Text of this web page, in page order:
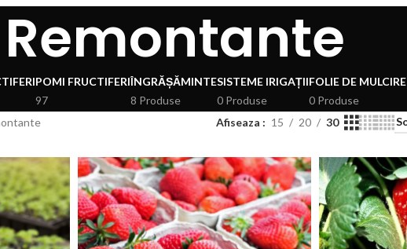
POMI FRUCTIFERI
97
ÎNGRĂȘĂMINTE
8 Produse
SISTEME IRIGAȚII
0 Produse
FOLIE DE MULCIRE
0 Produse
Afiseaza 15 20 30